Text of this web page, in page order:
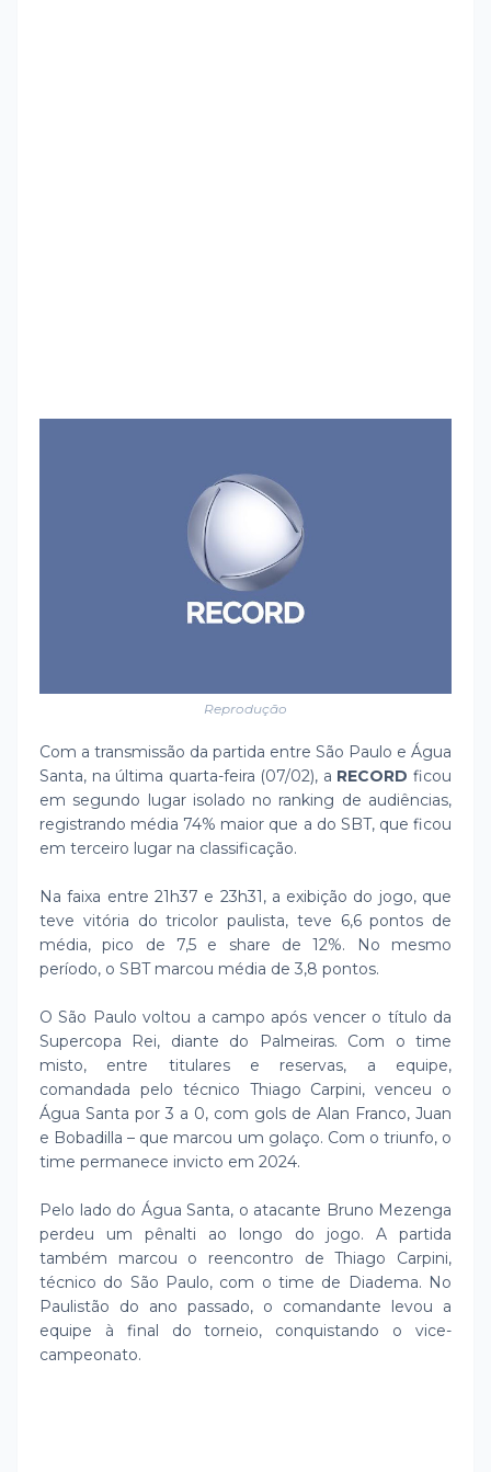
Reprodução
Com a transmissão da partida entre São Paulo e Água
Santa, na última quarta-feira (07/02), a RECORD ficou
em segundo lugar isolado no ranking de audiências,
registrando média 74% maior que a do SBT, que ficou
em terceiro lugar na classificação.
Na faixa entre 21h37 e 23h31, a exibição do jogo, que
teve vitória do tricolor paulista, teve 6,6 pontos de
média, pico de 7,5 e share de 12%. No mesmo
período, o SBT marcou média de 3,8 pontos.
O São Paulo voltou a campo após vencer o título da
Supercopa Rei, diante do Palmeiras. Com o time
misto, entre titulares e reservas, a equipe,
comandada pelo técnico Thiago Carpini, venceu o
Água Santa por 3 a 0, com gols de Alan Franco, Juan
e Bobadilla – que marcou um golaço. Com o triunfo, o
time permanece invicto em 2024.
Pelo lado do Água Santa, o atacante Bruno Mezenga
perdeu um pênalti ao longo do jogo. A partida
também marcou o reencontro de Thiago Carpini,
técnico do São Paulo, com o time de Diadema. No
Paulistão do ano passado, o comandante levou a
equipe à final do torneio, conquistando o vice-
campeonato.